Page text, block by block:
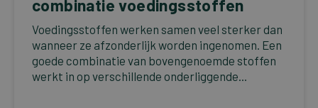
combinatie voedingsstoffen
Voedingsstoffen werken samen veel sterker dan
wanneer ze afzonderlijk worden ingenomen. Een
goede combinatie van bovengenoemde stoffen
werkt in op verschillende onderliggende...